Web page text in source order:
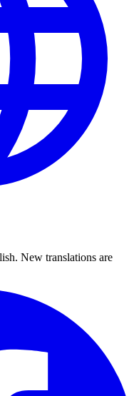
New translations are